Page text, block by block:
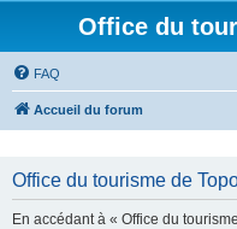
Office du
FAQ
Accueil du forum
Office du tourisme de
En accédant à « Office du